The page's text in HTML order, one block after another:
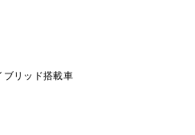
ブリッド搭載車